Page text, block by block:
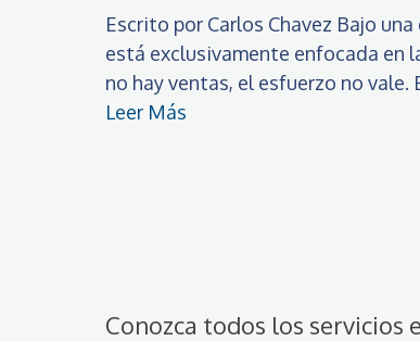
Escrito por Carlos Chavez Bajo
está exclusivamente enfocada en
no hay ventas, el esfuerzo no
Leer Más
Conozca todos los servicios